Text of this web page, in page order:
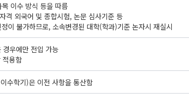
이수 방식 등을 따름
격 외국어 및 종합시험, 논문 심사기준 등
이 불가하므로, 소속변경된 대학(학과)기준 논자시 재실시
경우에만 전입 가능
적용함
수학기)은 이전 사항을 통산함